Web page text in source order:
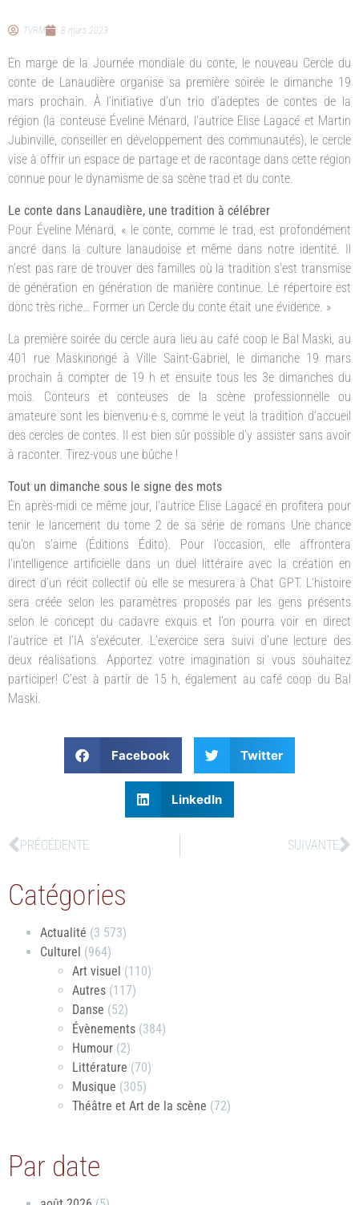
TVRM 8 mars 2023
En marge de la Journée mondiale du conte, le nouveau Cercle du
conte de Lanaudière organise sa première soirée le dimanche 19
mars prochain. À l’initiative d’un trio d’adeptes de contes de la
région (la conteuse Éveline Ménard, l’autrice Elise Lagacé et Martin
Jubinville, conseiller en développement des communautés), le cercle
vise à offrir un espace de partage et de racontage dans cette région
connue pour le dynamisme de sa scène trad et du conte.
Le conte dans Lanaudière, une tradition à célébrer
Pour Éveline Ménard, « le conte, comme le trad, est profondément
ancré dans la culture lanaudoise et même dans notre identité. Il
n’est pas rare de trouver des familles où la tradition s’est transmise
de génération en génération de manière continue. Le répertoire est
donc très riche… Former un Cercle du conte était une évidence. »
La première soirée du cercle aura lieu au café coop le Bal Maski, au
401 rue Maskinongé à Ville Saint-Gabriel, le dimanche 19 mars
prochain à compter de 19 h et ensuite tous les 3e dimanches du
mois. Conteurs et conteuses de la scène professionnelle ou
amateure sont les bienvenu·e·s, comme le veut la tradition d’accueil
des cercles de contes. Il est bien sûr possible d’y assister sans avoir
à raconter. Tirez-vous une bûche !
Tout un dimanche sous le signe des mots
En après-midi ce même jour, l’autrice Elise Lagacé en profitera pour
tenir le lancement du tome 2 de sa série de romans Une chance
qu’on s’aime (Éditions Édito). Pour l’occasion, elle affrontera
l’intelligence artificielle dans un duel littéraire avec la création en
direct d’un récit collectif où elle se mesurera à Chat GPT. L’histoire
sera créée selon les paramètres proposés par les gens présents
selon le concept du cadavre exquis et l’on pourra voir en direct
l’autrice et l’IA s’exécuter. L’exercice sera suivi d’une lecture des
deux réalisations. Apportez votre imagination si vous souhaitez
participer! C’est à partir de 15 h, également au café coop du Bal
Maski.
Facebook Twitter
LinkedIn
PRÉCÉDENTE SUIVANTE
Catégories
Actualité (3 573)
Culturel (964)
Art visuel (110)
Autres (117)
Danse (52)
Évènements (384)
Humour (2)
Littérature (70)
Musique (305)
Théâtre et Art de la scène (72)
Par date